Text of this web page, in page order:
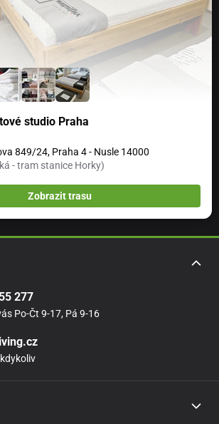
studio Praha
849/24, Praha 4 - Nusle 14000
- tram stanice Horky)
Zobrazit trasu
277
Po-Čt 9-17, Pá 9-16